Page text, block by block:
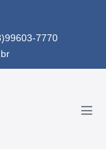
7770